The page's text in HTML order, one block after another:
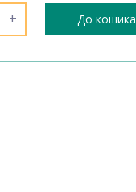
+ До кошика